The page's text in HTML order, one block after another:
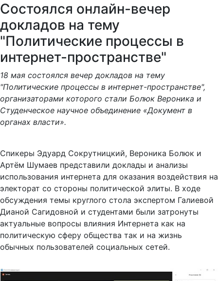
Состоялся онлайн-вечер
докладов на тему
"Политические процессы в
интернет-пространстве"
18 мая состоялся вечер докладов на тему
"Политические процессы в интернет-пространстве",
организаторами которого стали Болюк Вероника и
Студенческое научное объединение «Документ в
органах власти».
Спикеры Эдуард Сокрутницкий, Вероника Болюк и
Артём Шумаев представили доклады и анализы
использования интернета для оказания воздействия на
электорат со стороны политической элиты. В ходе
обсуждения темы круглого стола экспертом Галиевой
Дианой Сагидовной и студентами были затронуты
актуальные вопросы влияния Интернета как на
политическую сферу общества так и на жизнь
обычных пользователей социальных сетей.